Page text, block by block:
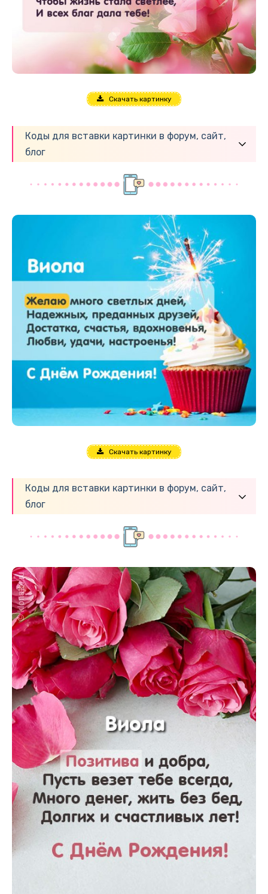
Скачать картинку
Коды для вставки картинки в форум, сайт,
блог
Скачать картинку
Коды для вставки картинки в форум, сайт,
блог